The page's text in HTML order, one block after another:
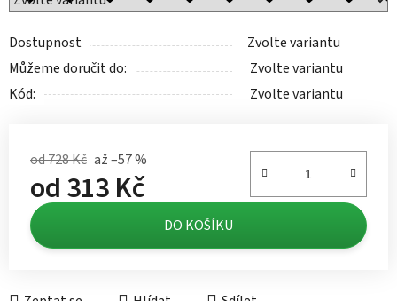
Dostupnost
Zvolte variantu
Můžeme doručit do:
Zvolte variantu
Kód:
Zvolte variantu
od 728 Kč až –57 %
od313 Kč
Měrná cena: DO KOŠÍKU